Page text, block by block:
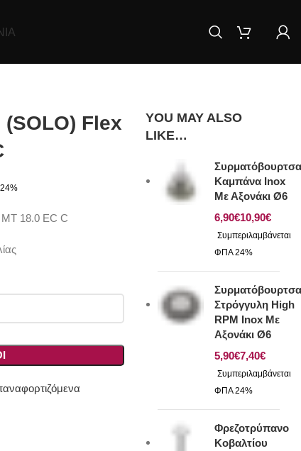
(SOLO) Flex
18.0 EC C
YOU MAY ALSO
LIKE…
Συρματόβουρτσα
Καμπάνα Inox
Με Αξονάκι Ø6
€
€
Συρματόβουρτσα
Στρόγγυλη High
RPM Inox Με
Αξονάκι Ø6
€
€
Φρεζοτρύπανο
Κοβαλτίου